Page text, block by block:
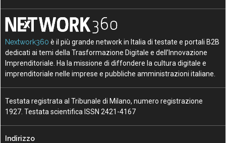
Nextwork360 è il più grande network in Italia di testate e portali B2B
dedicati ai temi della Trasformazione Digitale e dell’Innovazione
Imprenditoriale. Ha la missione di diffondere la cultura digitale e
imprenditoriale nelle imprese e pubbliche amministrazioni italiane.
Testata registrata al Tribunale di Milano, numero registrazione
1927. Testata scientifica ISSN 2421-4167
Indirizzo